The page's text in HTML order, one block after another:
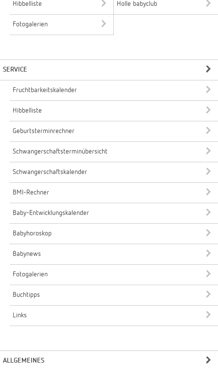
Hibbelliste Holle babyclub
Fotogalerien
SERVICE
Fruchtbarkeitskalender
Hibbelliste
Geburtsterminrechner
Schwangerschaftsterminübersicht
Schwangerschaftskalender
BMI-Rechner
Baby-Entwicklungskalender
Babyhoroskop
Babynews
Fotogalerien
Buchtipps
Links
ALLGEMEINES